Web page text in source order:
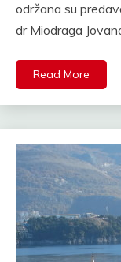
održana su
dr Miodraga
Read More